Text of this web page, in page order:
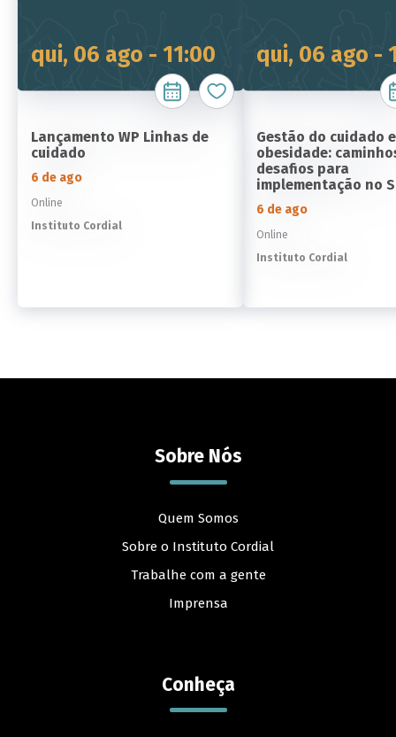
qui, 06 ago - 11:00
Lançamento WP Linhas de
cuidado
6 de ago
Online
Instituto Cordial
qui, 06 ago -
Gestão do cuidado
obesidade:
desafios para
implementação no
6 de ago
Online
Instituto Cordial
Sobre Nós
Quem Somos
Sobre o Instituto Cordial
Trabalhe com a gente
Imprensa
Conheça